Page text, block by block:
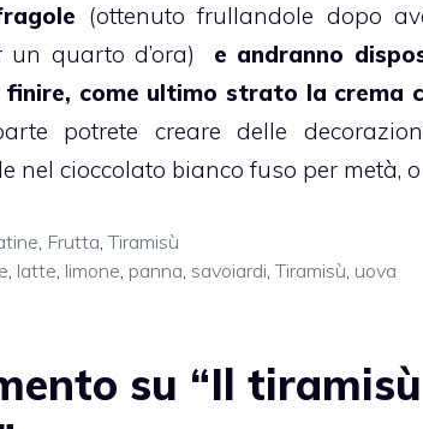
(ottenuto frullandole dopo
un quarto d’ora) e andranno
finire, come ultimo strato la crema
potrete creare delle
nel cioccolato bianco fuso per metà,
, Frutta,Tiramisù
, latte, limone, panna, savoiardi,Tiramisù, uova
su “Il